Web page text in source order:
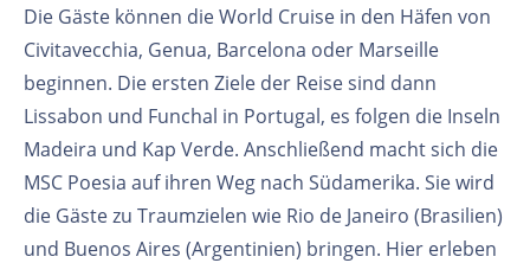
Die Gäste können die World Cruise in den Häfen von
Civitavecchia, Genua, Barcelona oder Marseille
beginnen. Die ersten Ziele der Reise sind dann
Lissabon und Funchal in Portugal, es folgen die Inseln
Madeira und Kap Verde. Anschließend macht sich die
MSC Poesia auf ihren Weg nach Südamerika. Sie wird
die Gäste zu Traumzielen wie Rio de Janeiro (Brasilien)
und Buenos Aires (Argentinien) bringen. Hier erleben